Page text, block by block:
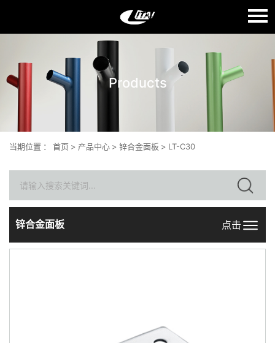
语言： English
产品中心
质量生产
联系我们
Products
当期位置 ： 首页 > 产品中心 > 锌合金面板 > LT-C30
锌合金面板 点击